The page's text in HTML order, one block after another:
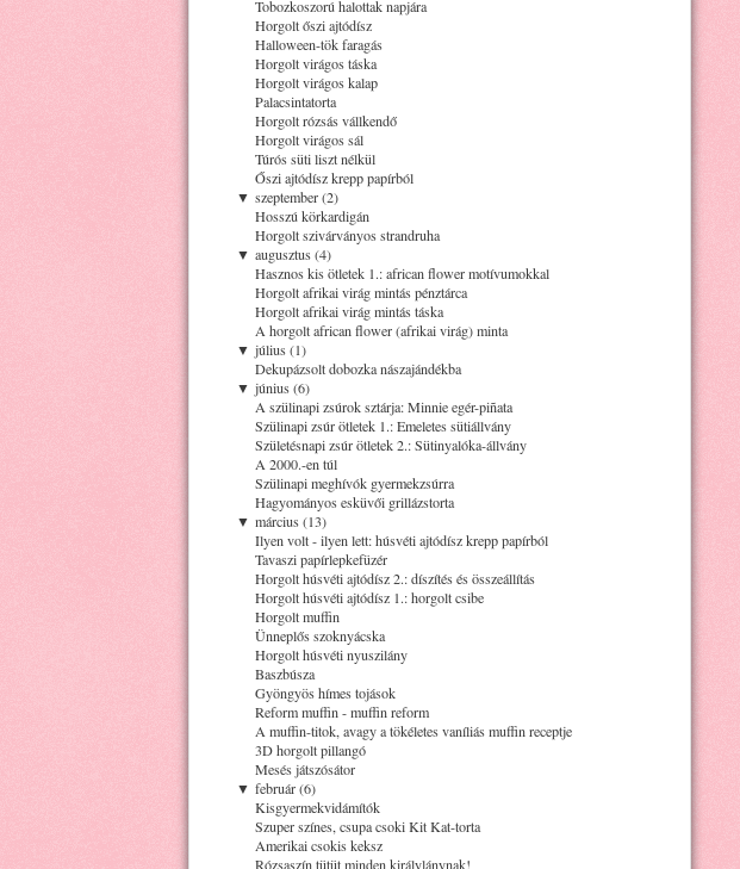
Tobozkoszorú halottak napjára
Horgolt őszi ajtódísz
Halloween-tök faragás
Horgolt virágos táska
Horgolt virágos kalap
Palacsintatorta
Horgolt rózsás vállkendő
Horgolt virágos sál
Túrós süti liszt nélkül
Őszi ajtódísz krepp papírból
▼ szeptember (2)
Hosszú körkardigán
Horgolt szivárványos strandruha
▼ augusztus (4)
Hasznos kis ötletek 1.: african flower motívumokkal
Horgolt afrikai virág mintás pénztárca
Horgolt afrikai virág mintás táska
A horgolt african flower (afrikai virág) minta
▼ július (1)
Dekupázsolt dobozka nászajándékba
▼ június (6)
A szülinapi zsúrok sztárja: Minnie egér-piñata
Szülinapi zsúr ötletek 1.: Emeletes sütiállvány
Születésnapi zsúr ötletek 2.: Sütinyalóka-állvány
A 2000.-en túl
Szülinapi meghívók gyermekzsúrra
Hagyományos esküvői grillázstorta
▼ március (13)
Ilyen volt - ilyen lett: húsvéti ajtódísz krepp papírból
Tavaszi papírlepkefüzér
Horgolt húsvéti ajtódísz 2.: díszítés és összeállítás
Horgolt húsvéti ajtódísz 1.: horgolt csibe
Horgolt muffin
Ünneplős szoknyácska
Horgolt húsvéti nyuszilány
Baszbúsza
Gyöngyös hímes tojások
Reform muffin - muffin reform
A muffin-titok, avagy a tökéletes vaníliás muffin receptje
3D horgolt pillangó
Mesés játszósátor
▼ február (6)
Kisgyermekvidámítók
Szuper színes, csupa csoki Kit Kat-torta
Amerikai csokis keksz
Rózsaszín tütüt minden királylánynak!